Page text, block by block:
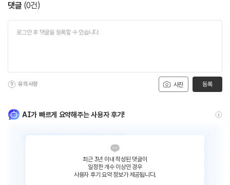
댓글 (0건)
사진
유의사항 등록
AI가 빠르게 요약해주는 사용자 후기!
최근 3년 이내 작성된 댓글이
일정한 개수 이상인 경우
사용자 후기 요약 정보가 제공됩니다.